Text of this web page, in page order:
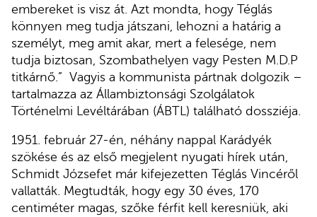
embereket is visz át. Azt mondta, hogy Téglás
könnyen meg tudja játszani, lehozni a határig a
személyt, meg amit akar, mert a felesége, nem
tudja biztosan, Szombathelyen vagy Pesten M.D.P
titkárnő.” Vagyis a kommunista pártnak dolgozik –
tartalmazza az Állambiztonsági Szolgálatok
Történelmi Levéltárában (ÁBTL) található dossziéja.
1951. február 27-én, néhány nappal Karádyék
szökése és az első megjelent nyugati hírek után,
Schmidt Józsefet már kifejezetten Téglás Vincéről
vallatták. Megtudták, hogy egy 30 éves, 170
centiméter magas, szőke férfit kell keresniük, aki